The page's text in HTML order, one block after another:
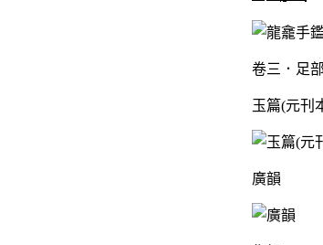
卷三．足
玉篇(元刊
廣韻